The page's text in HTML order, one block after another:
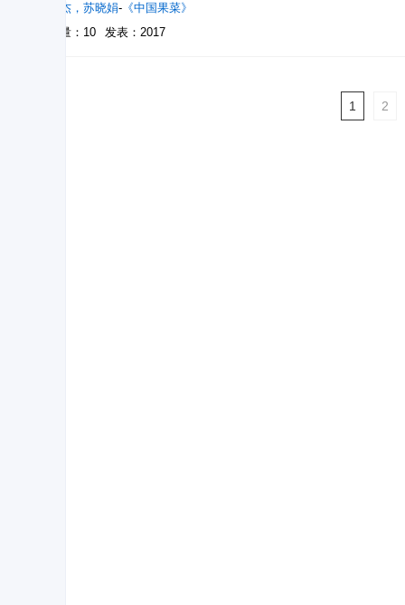
陈武杰 ， 苏晓娟- 《中国果菜》
被引量：10
发表：2017
1 2